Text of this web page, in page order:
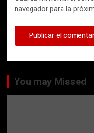
navegador para la
You may Missed